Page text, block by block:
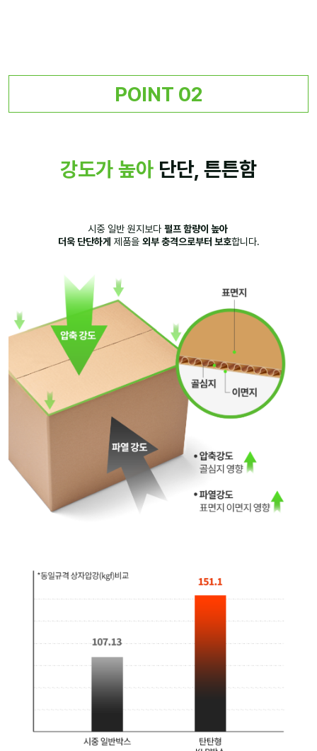
POINT 02
강도가 높아 단단, 튼튼함
시중 일반 원지보다 펄프 함량이 높아
더욱 단단하게 제품을 외부 충격으로부터 보호합니다.